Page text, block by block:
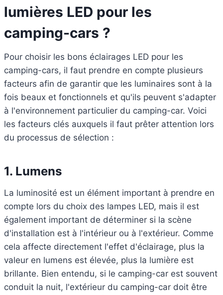
lumières LED pour les
camping-cars ?
Pour choisir les bons éclairages LED pour les
camping-cars, il faut prendre en compte plusieurs
facteurs afin de garantir que les luminaires sont à la
fois beaux et fonctionnels et qu'ils peuvent s'adapter
à l'environnement particulier du camping-car. Voici
les facteurs clés auxquels il faut prêter attention lors
du processus de sélection :
1. Lumens
La luminosité est un élément important à prendre en
compte lors du choix des lampes LED, mais il est
également important de déterminer si la scène
d'installation est à l'intérieur ou à l'extérieur. Comme
cela affecte directement l'effet d'éclairage, plus la
valeur en lumens est élevée, plus la lumière est
brillante. Bien entendu, si le camping-car est souvent
conduit la nuit, l'extérieur du camping-car doit être